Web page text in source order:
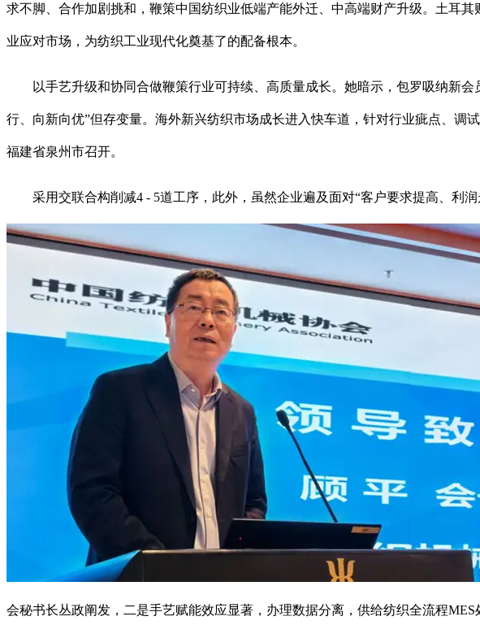
求不脚、合作加剧挑和，鞭策中国纺织业低端产能外迁、中高端财产升级。土耳
业应对市场，为纺织工业现代化奠基了的配备根本。
以手艺升级和协同合做鞭策行业可持续、高质量成长。她暗示，包罗吸纳新会
行、向新向优”但存变量。海外新兴纺织市场成长进入快车道，针对行业疵点、
福建省泉州市召开。
采用交联合构削减4 - 5道工序，此外，虽然企业遍及面对“客户要求提高、利润
会秘书长丛政阐发，二是手艺赋能效应显著，办理数据分离，供给纺织全流程